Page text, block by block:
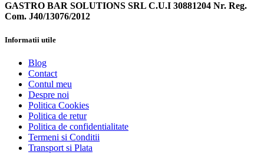
GASTRO BAR SOLUTIONS SRL C.U.I 30881204 Nr. Reg.
Com. J40/13076/2012
Informatii utile
Blog
Contact
Contul meu
Despre noi
Politica Cookies
Politica de retur
Politica de confidentialitate
Termeni si Conditii
Transport si Plata